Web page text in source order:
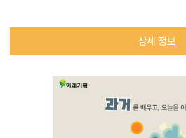
상세 정보